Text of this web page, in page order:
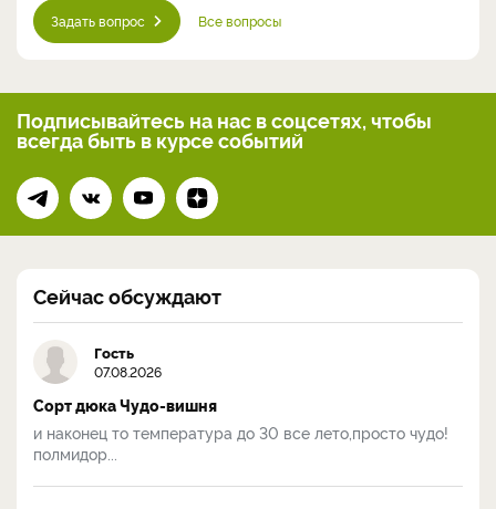
Задать вопрос Все вопросы
Подписывайтесь на нас в соцсетях, чтобы
всегдабыть в курсе событий
Сейчас обсуждают
Гость
07.08.2026
Сорт дюка Чудо-вишня
и наконец то температура до 30 все лето,просто чудо!
полмидор...